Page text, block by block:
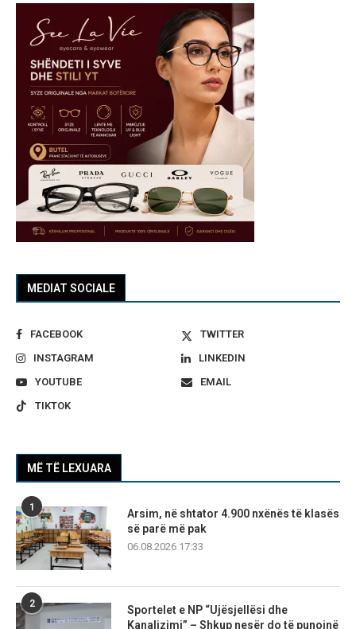
MEDIAT SOCIALE
FACEBOOK
TWITTER
INSTAGRAM
LINKEDIN
YOUTUBE
EMAIL
TIKTOK
MË TË LEXUARA
1
Arsim, në shtator 4.900 nxënës të klasës
së parë më pak
06.08.2026 17:33
2
Sportelet e NP “Ujësjellësi dhe
Kanalizimi” – Shkup nesër do të punojnë